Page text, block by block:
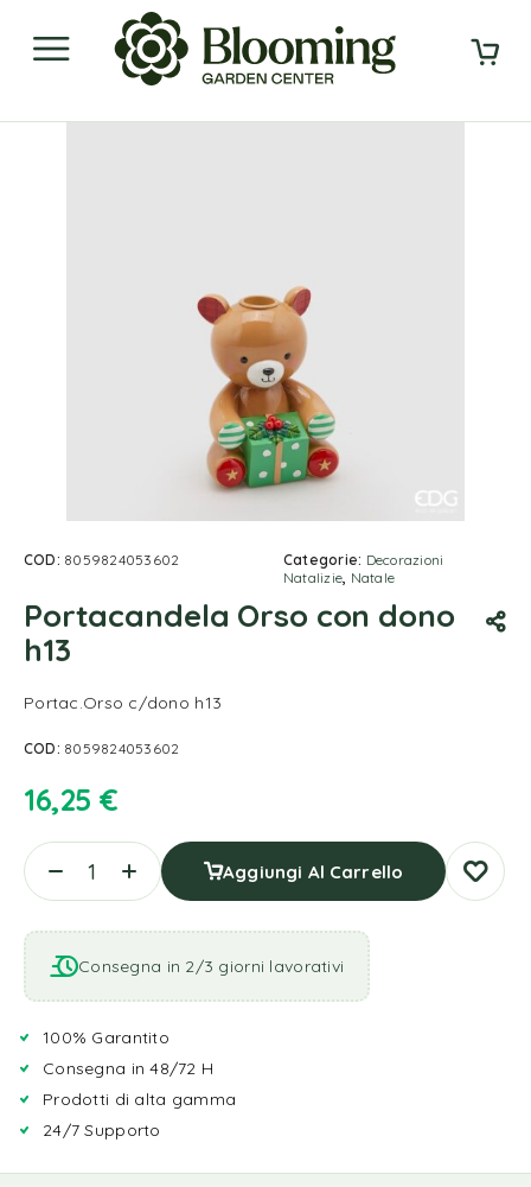
COD: 8059824053602 Categorie: Decorazioni
Natalizie, Natale
Portacandela Orso con dono
h13
Portac.Orso c/dono h13
COD: 8059824053602
16,25 €
Aggiungi Al Carrello
Consegna in 2/3 giorni lavorativi
100% Garantito
Consegna in 48/72 H
Prodotti di alta gamma
24/7 Supporto